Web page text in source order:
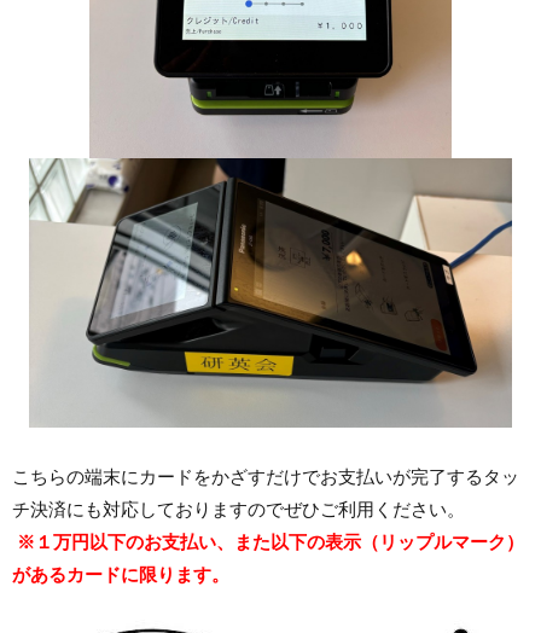
こちらの端末にカードをかざすだけでお支払いが完了するタッ
チ決済にも対応しておりますのでぜひご利用ください。
※１万円以下のお支払い、また以下の表示（リップルマーク）
があるカードに限ります。